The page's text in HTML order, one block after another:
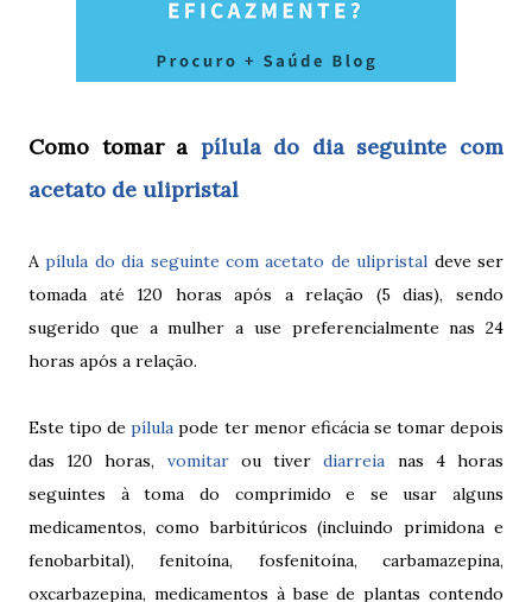
Como tomar a pílula do dia seguinte com
acetato de ulipristal
Apílula do dia seguinte com acetato de ulipristal deve ser
tomada até 120 horas após a relação (5 dias), sendo
sugerido que a mulher a use preferencialmente nas 24
horas após a relação.
Este tipo depílula pode ter menor eficácia se tomar depois
das 120 horas, vomitarou tiverdiarreia nas 4 horas
seguintes à toma do comprimido e se usar alguns
medicamentos, como barbitúricos (incluindo primidona e
fenobarbital), fenitoína, fosfenitoína, carbamazepina,
oxcarbazepina, medicamentos à base de plantas contendo